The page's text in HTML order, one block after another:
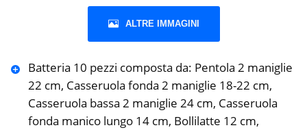
ALTRE IMMAGINI
Batteria 10 pezzi composta da: Pentola 2 maniglie
22 cm, Casseruola fonda 2 maniglie 18-22 cm,
Casseruola bassa 2 maniglie 24 cm, Casseruola
fonda manico lungo 14 cm, Bollilatte 12 cm,